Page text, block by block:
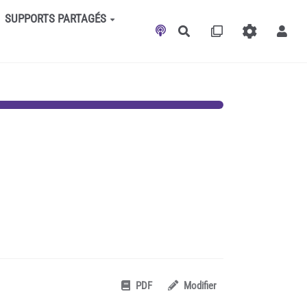
SUPPORTS PARTAGÉS
Rechercher
PDF Modifier